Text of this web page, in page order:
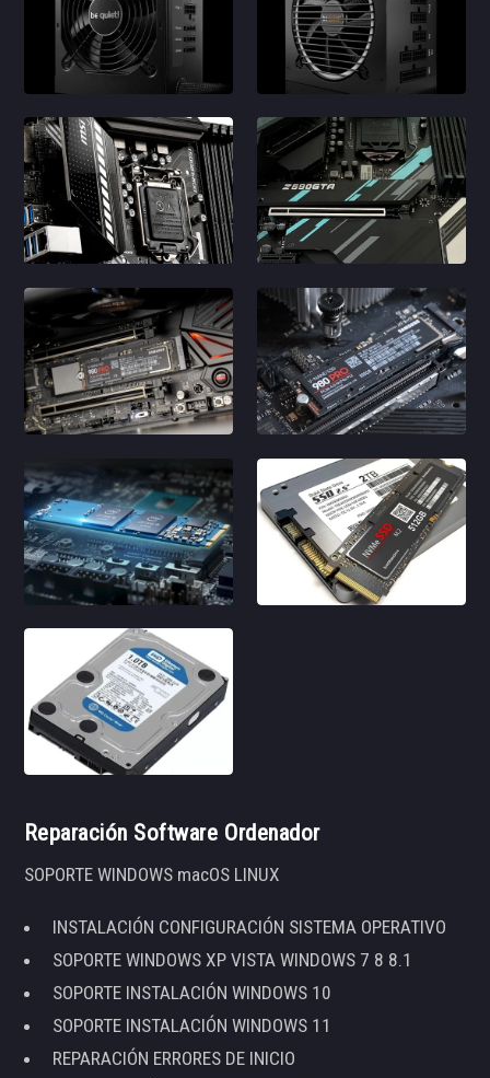
Reparación Software Ordenador
SOPORTE WINDOWS macOS LINUX
INSTALACIÓN CONFIGURACIÓN SISTEMA OPERATIVO
SOPORTE WINDOWS XP VISTA WINDOWS 7 8 8.1
SOPORTE INSTALACIÓN WINDOWS 10
SOPORTE INSTALACIÓN WINDOWS 11
REPARACIÓN ERRORES DE INICIO